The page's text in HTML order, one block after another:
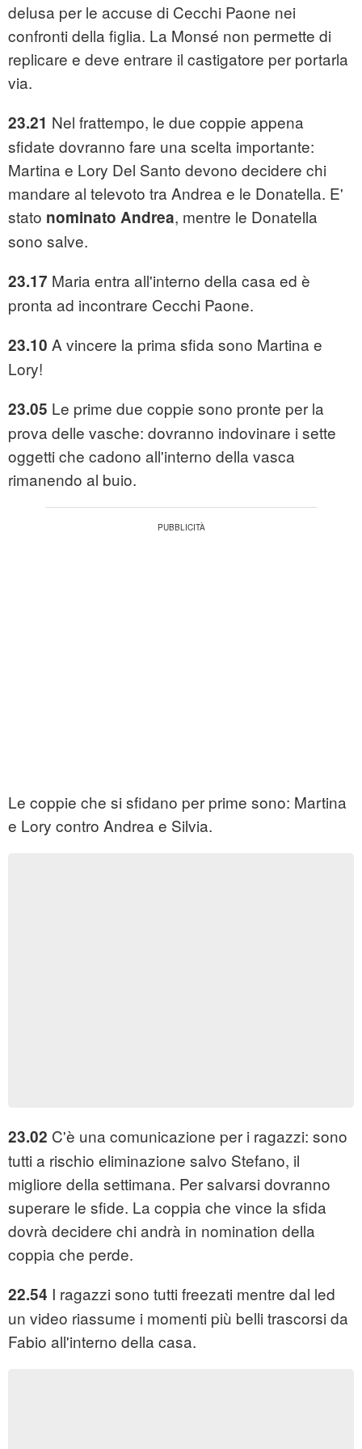
delusa per le accuse di Cecchi Paone nei
confronti della figlia. La Monsé non permette di
replicare e deve entrare il castigatore per portarla
via.
23.21 Nel frattempo, le due coppie appena
sfidate dovranno fare una scelta importante:
Martina e Lory Del Santo devono decidere chi
mandare al televoto tra Andrea e le Donatella. E'
stato nominato Andrea, mentre le Donatella
sono salve.
23.17 Maria entra all'interno della casa ed è
pronta ad incontrare Cecchi Paone.
23.10 A vincere la prima sfida sono Martina e
Lory!
23.05 Le prime due coppie sono pronte per la
prova delle vasche: dovranno indovinare i sette
oggetti che cadono all'interno della vasca
rimanendo al buio.
Le coppie che si sfidano per prime sono: Martina
e Lory contro Andrea e Silvia.
23.02 C'è una comunicazione per i ragazzi: sono
tutti a rischio eliminazione salvo Stefano, il
migliore della settimana. Per salvarsi dovranno
superare le sfide. La coppia che vince la sfida
dovrà decidere chi andrà in nomination della
coppia che perde.
22.54 I ragazzi sono tutti freezati mentre dal led
un video riassume i momenti più belli trascorsi da
Fabio all'interno della casa.